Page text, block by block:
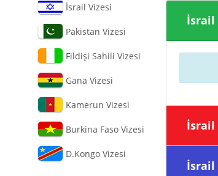
İsrail Vizesi
Pakistan Vizesi
Fildişi Sahili Vizesi
Gana Vizesi
Kamerun Vizesi
Burkina Faso Vizesi
D.Kongo Vizesi